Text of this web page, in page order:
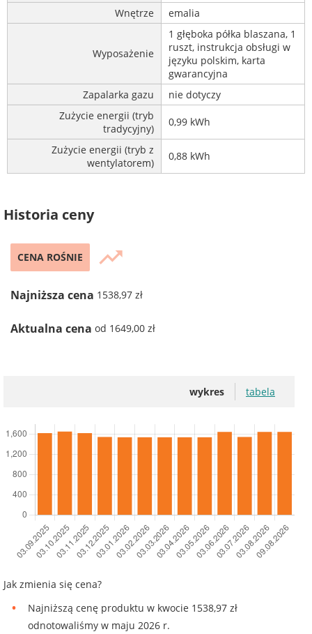
Wnętrze
emalia
Wyposażenie
1 głęboka półka blaszana, 1
ruszt, instrukcja obsługi w
języku polskim, karta
gwarancyjna
Zapalarka gazu
nie dotyczy
Zużycie energii (tryb
tradycyjny)
0,99 kWh
Zużycie energii (tryb z
wentylatorem)
0,88 kWh
Historia ceny
CENA ROŚNIE trending_up
Najniższa cena 1538,97 zł
Aktualna cena od 1649,00 zł
wykres tabela
Jak zmienia się cena?
Najniższą cenę produktu w kwocie 1538,97 zł
odnotowaliśmy w maju 2026 r.